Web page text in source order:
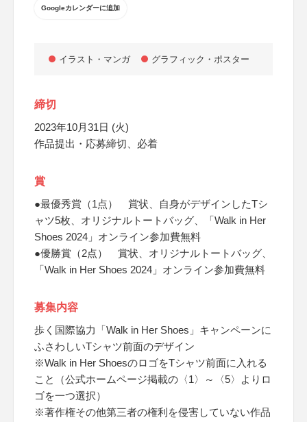
Googleカレンダーに追加
イラスト・マンガ グラフィック・ポスター
締切
2023年10月31日 (火)
作品提出・応募締切、必着
賞
●最優秀賞（1点） 賞状、自身がデザインしたTシ
ャツ5枚、オリジナルトートバッグ、「Walk in Her
Shoes 2024」オンライン参加費無料
●優勝賞（2点） 賞状、オリジナルトートバッグ、
「Walk in Her Shoes 2024」オンライン参加費無料
募集内容
歩く国際協力「Walk in Her Shoes」キャンペーンに
ふさわしいTシャツ前面のデザイン
※Walk in Her ShoesのロゴをTシャツ前面に入れる
こと（公式ホームページ掲載の〈1〉～〈5〉よりロ
ゴを一つ選択）
※著作権その他第三者の権利を侵害していない作品